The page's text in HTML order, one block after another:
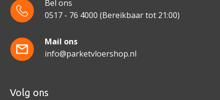
Bel ons
0517 - 76 4000 (Bereikbaar tot 21:00)
Mail ons
info@parketvloershop.nl
Volg ons